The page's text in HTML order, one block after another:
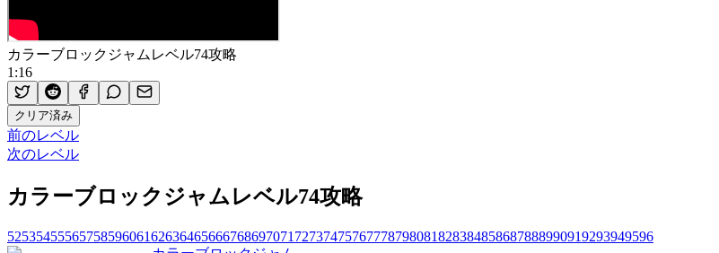
カラーブロックジャムレベル74攻略
1:16
クリア済み
前のレベル
次のレベル
カラーブロックジャムレベル74攻略
5253545556575859606162636465666768697071 72737475767778798081828384858687888990919293949596